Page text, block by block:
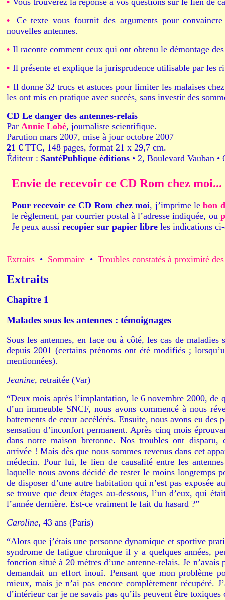
•
Ce texte vous fournit des arguments pour
nouvelles antennes.
• Il raconte comment ceux qui ont obtenu le démontage
• Il présente et explique la jurisprudence utilisable par les
• Il donne 32 trucs et astuces pour limiter les malaises
les ont mis en pratique avec succès, sans investir des
CD Le danger des antennes-relais
Par Annie Lobé, journaliste scientifique.
Parution mars 2007, mise à jour octobre 2007
21 € TTC, 148 pages, format 21 x 29,7 cm.
Éditeur : SantéPublique éditions • 2, Boulevard Vauban
Envie de recevoir ce CD Rom chez moi...
Pour recevoir ce CD Rom chez moi, j’imprime lebon
le règlement, par courrier postal à l’adresse indiquée, ou
Je peux aussi recopier sur papier libre les indications ci-
Extraits • Sommaire • Troubles constatés à proximité
Extraits
Chapitre 1
Malades sous les antennes : témoignages
Sous les antennes, en face ou à côté, les cas de
depuis 2001 (certains prénoms ont été modifiés ;
mentionnées).
Jeanine, retraitée (Var)
“Deux mois après l’implantation, le 6 novembre 2000, de
d’un immeuble SNCF, nous avons commencé à nous
battements de cœur accélérés. Ensuite, nous avons eu des
sensation d’inconfort permanent. Après cinq mois
dans notre maison bretonne. Nos troubles ont disparu,
arrivée ! Mais dès que nous sommes revenus dans cet
médecin. Pour lui, le lien de causalité entre les
laquelle nous avons décidé de rester le moins longtemps
de disposer d’une autre habitation qui n’est pas exposée
se trouve que deux étages au-dessous, l’un d’eux, qui
l’année dernière. Est-ce vraiment le fait du hasard ?”
Caroline, 43 ans (Paris)
“Alors que j’étais une personne dynamique et sportive
syndrome de fatigue chronique il y a quelques années,
fonction situé à 20 mètres d’une antenne-relais. Je
demandait un effort inouï. Pensant que mon problème
mieux, mais je n’ai pas encore complètement récupéré.
d’intérieur car je ne savais pas qu’ils peuvent être toxiques